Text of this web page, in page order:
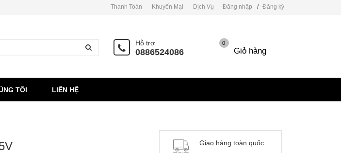
Đăng nhập / Đăng ký
Thanh Toán Khuyến Mại Dịch Vụ
Hỗ trợ
0886524086 Giỏ hàng
0
TÔI LIÊN HỆ
Giao hàng toàn quốc